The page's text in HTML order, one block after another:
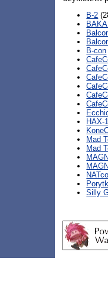
B-2
B-con
HAX-1
Mad
Mad
Silly